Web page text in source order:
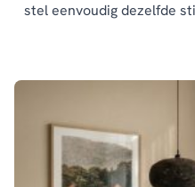
stel eenvoudig dezelfde